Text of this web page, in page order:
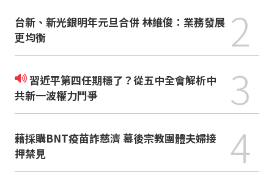
台新、新光銀明年元旦合併 林維俊：業務發展
更均衡
2
習近平第四任期穩了？從五中全會解析中
共新一波權力鬥爭
3
藉採購BNT疫苗詐慈濟 幕後宗教團體夫婦接
押禁見
4